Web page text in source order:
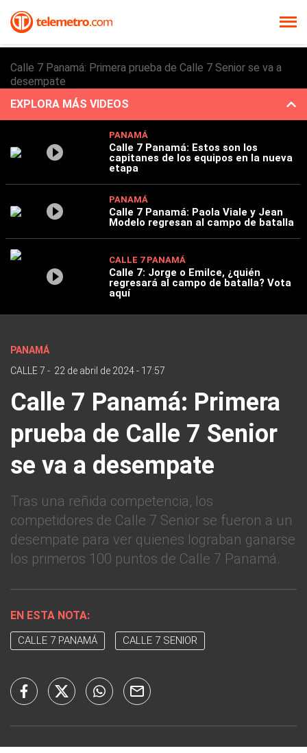
Calle 7 Panamá: Primera prueba de Calle 7 Senior se va a
desempate
EXPLORA MÁS VIDEOS
PANAMÁ
Calle 7 Panamá: Estos son los
capitanes de los equipos en la nueva
etapa
PANAMÁ
Calle 7 Panamá: Paola Viale y Jean
Modelo regresan al campo de batalla
CALLE 7 PANAMÁ
Calle 7: Jorge o Emilce, ¿quién
regresará al campo de batalla? Vota
aquí
PANAMÁ
CALLE 7 - 22 de abril de 2024 - 17:57
Calle 7 Panamá: Primera
prueba de Calle 7 Senior
se va a desempate
Tras una reñida competencia, los
competidores de Calle 7 Senior se fueron a un
desempate para ver quienes lograban ganarse
los primeros 100 puntos de Calle 7 Panamá.
EN ESTA NOTA:
CALLE 7 PANAMÁ CALLE 7 SENIOR